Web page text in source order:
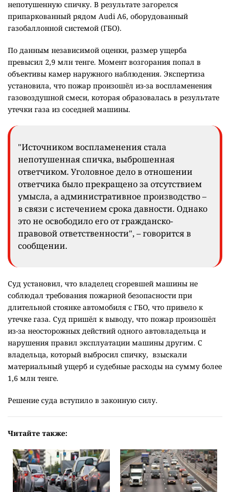
непотушенную спичку. В результате загорелся
припаркованный рядом Audi A6, оборудованный
газобаллонной системой (ГБО).
По данным независимой оценки, размер ущерба
превысил 2,9 млн тенге. Момент возгорания попал в
объективы камер наружного наблюдения. Экспертиза
установила, что пожар произошёл из-за воспламенения
газовоздушной смеси, которая образовалась в результате
утечки газа из соседней машины.
"Источником воспламенения стала
непотушенная спичка, выброшенная
ответчиком. Уголовное дело в отношении
ответчика было прекращено за отсутствием
умысла, а административное производство –
в связи с истечением срока давности. Однако
это не освободило его от гражданско-
правовой ответственности", – говорится в
сообщении.
Суд установил, что владелец сгоревшей машины не
соблюдал требования пожарной безопасности при
длительной стоянке автомобиля с ГБО, что привело к
утечке газа. Суд пришёл к выводу, что пожар произошёл
из-за неосторожных действий одного автовладельца и
нарушения правил эксплуатации машины другим. С
владельца, который выбросил спичку, взыскали
материальный ущерб и судебные расходы на сумму более
1,6 млн тенге.
Решение суда вступило в законную силу.
Читайте также: